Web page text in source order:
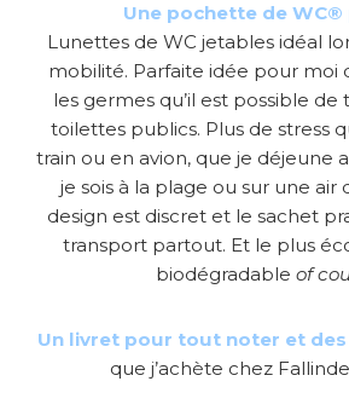
Une pochette de
Lunettes de WC jetables idéal
mobilité. Parfaite idée pour moi
les germes qu’il est possible de
toilettes publics. Plus de stress
train ou en avion, que je déjeune
je sois à la plage ou sur une air
design est discret et le sachet
transport partout. Et le plus
biodégradable of
Un livret pour tout noter et
que j’achète chez